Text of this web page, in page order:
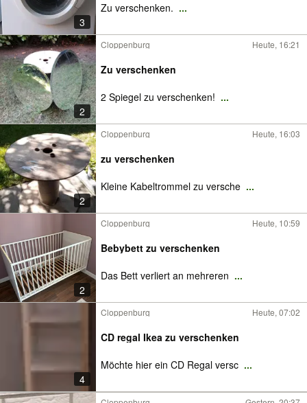
3
Zu verschenken. ...
2
Cloppenburg Heute, 16:21
Zu verschenken
2 Spiegel zu verschenken! ...
2
Cloppenburg Heute, 16:03
zu verschenken
Kleine Kabeltrommel zu versche ...
2
Cloppenburg Heute, 10:59
Bebybett zu verschenken
Das Bett verliert an mehreren ...
4
Cloppenburg Heute, 07:02
CD regal Ikea zu verschenken
Möchte hier ein CD Regal versc ...